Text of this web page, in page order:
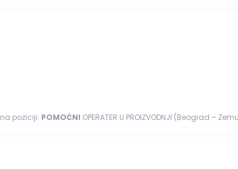
poziciji: POMOĆNI OPERATER U PROIZVODNJI (Beograd –